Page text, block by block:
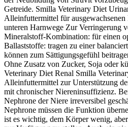
Getreide. Smilla Veterinary Diet
Alleinfuttermittel für
unteren Harnwege Zur Verringerung
Mineralstoff-Kombination: für einen
Ballaststoffe: tragen zu einer
können zum Sättigungsgefühl
Ohne Zusatz von Zucker, Soja oder
Veterinary Diet Renal Smilla
Alleinfuttermittel zur Unterstützung
mit chronischer Niereninsuffizienz.
Nephrone der Niere irreversibel
Nephrone müssen die Funktion
ist es wichtig, dem Körper wenig,